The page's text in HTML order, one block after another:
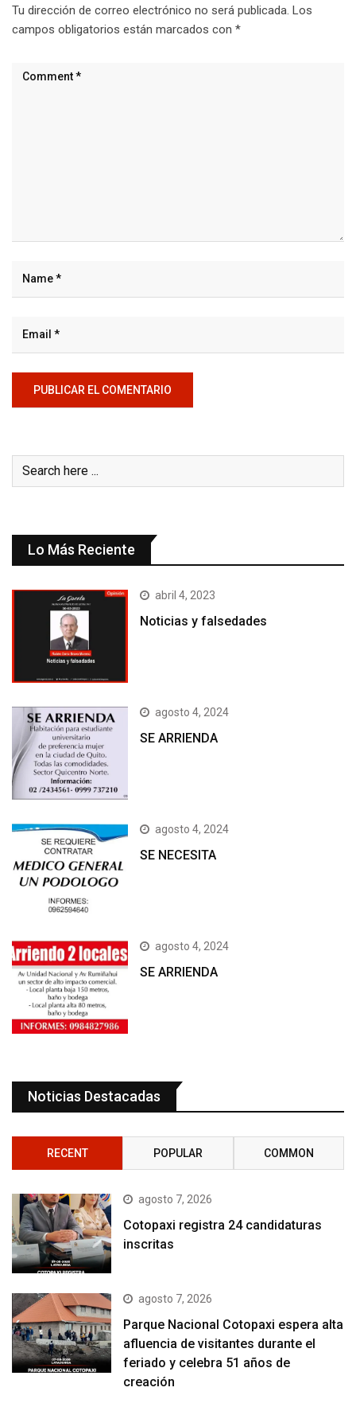
Tu dirección de correo electrónico no será publicada. Los
campos obligatorios están marcados con *
Lo Más Reciente
abril 4, 2023
Noticias y falsedades
agosto 4, 2024
SE ARRIENDA
agosto 4, 2024
SE NECESITA
agosto 4, 2024
SE ARRIENDA
Noticias Destacadas
RECENT POPULAR COMMON
agosto 7, 2026
Cotopaxi registra 24 candidaturas
inscritas
agosto 7, 2026
Parque Nacional Cotopaxi espera alta
afluencia de visitantes durante el
feriado y celebra 51 años de
creación